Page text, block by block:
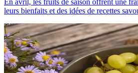
leurs bienfaits et des idées de recettes